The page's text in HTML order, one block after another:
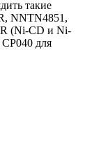
такие
NNTN4851,
(Ni-CD и Ni-
для